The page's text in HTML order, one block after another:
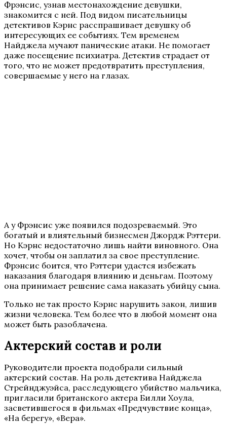
Фрэнсис, узнав местонахождение девушки,
знакомится с ней. Под видом писательницы
детективов Кэрнс расспрашивает девушку об
интересующих ее событиях. Тем временем
Найджела мучают панические атаки. Не помогает
даже посещение психиатра. Детектив страдает от
того, что не может предотвратить преступления,
совершаемые у него на глазах.
А у Фрэнсис уже появился подозреваемый. Это
богатый и влиятельный бизнесмен Джордж Рэттери.
Но Кэрнс недостаточно лишь найти виновного. Она
хочет, чтобы он заплатил за свое преступление.
Фрэнсис боится, что Рэттери удастся избежать
наказания благодаря влиянию и деньгам. Поэтому
она принимает решение сама наказать убийцу сына.
Только не так просто Кэрнс нарушить закон, лишив
жизни человека. Тем более что в любой момент она
может быть разоблачена.
Актерский состав и роли
Руководители проекта подобрали сильный
актерский состав. На роль детектива Найджела
Стрейнджуэйса, расследующего убийство мальчика,
пригласили британского актера Билли Хоула,
засветившегося в фильмах «Предчувствие конца»,
«На берегу», «Вера».